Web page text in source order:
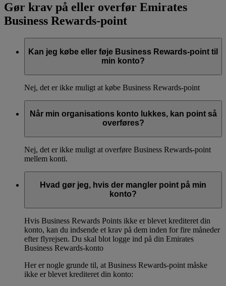
Gør krav på eller overfør Emirates
Business Rewards-point
Kan jeg købe eller føje Business Rewards-point til
min konto?
Nej, det er ikke muligt at købe Business Rewards-point
Når min organisations konto lukkes, kan point så
overføres?
Nej, det er ikke muligt at overføre Business Rewards-point
mellem konti.
Hvad gør jeg, hvis der mangler point på min
konto?
Hvis Business Rewards Points ikke er blevet krediteret din
konto, kan du indsende et krav på dem inden for fire måneder
efter flyrejsen. Du skal blot logge ind på din Emirates
Business Rewards-konto
Her er nogle grunde til, at Business Rewards-point måske
ikke er blevet krediteret din konto: